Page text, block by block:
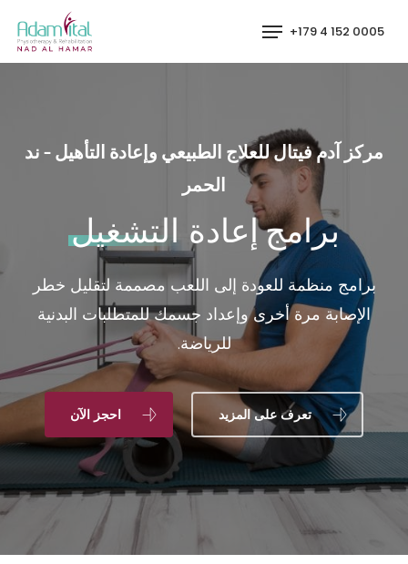
0005 152 4 179+
Menu
مركز آدم فيتال للعلاج الطبيعي وإعادة التأهيل - ند
الحمر
برامج إعادة التشغيل
برامج منظمة للعودة إلى اللعب مصممة لتقليل خطر
الإصابة مرة أخرى وإعداد جسمك للمتطلبات البدنية
للرياضة.
تعرف على المزيد احجز الآن